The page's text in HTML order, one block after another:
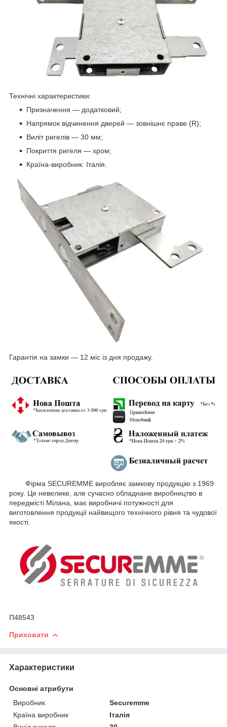
Технічні характеристики:
Призначення — додатковий;
Напрямок відчинення дверей — зовнішнє праве (R);
Виліт ригелів — 30 мм;
Покриття ригеля — хром;
Країна-виробник: Італія.
Гарантія на замки — 12 міс із дня продажу.
Фірма SECUREMME виробляє замкову продукцію з 1969
року. Це невелике, але сучасно обладнане виробництво в
передмісті Мілана, має виробничі потужності для
виготовлення продукції найвищого технічного рівня та чудової
якості.
П48543
Приховати
Характеристики
Основні атрибути
Виробник
Securemme
Країна виробник
Італія